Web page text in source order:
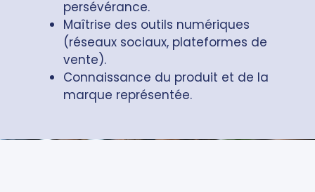
persévérance.
Maîtrise des outils numériques
(réseaux sociaux, plateformes de
vente).
Connaissance du produit et de la
marque représentée.